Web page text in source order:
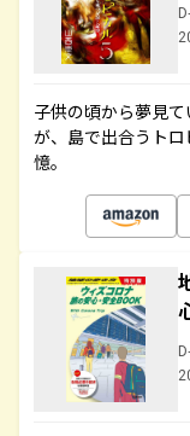
子供の頃から夢見
が、島で出合うト
憶。